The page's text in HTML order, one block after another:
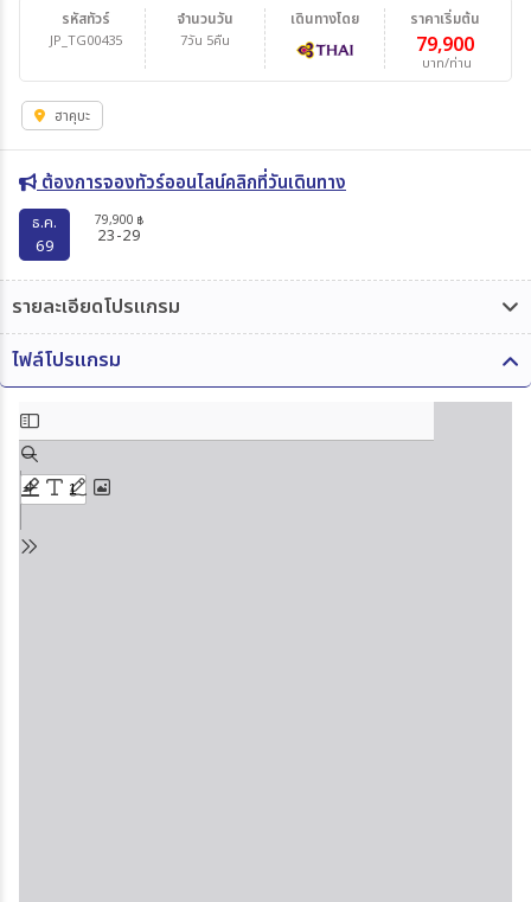
รหัสทัวร์
JP_TG00435
จำนวนวัน
7วัน 5คืน
ราคาเริ่มต้น
79,900
บาท/ท่าน
เดินทางโดย
ฮาคุบะ
ต้องการจองทัวร์ออนไลน์คลิกที่วันเดินทาง
ธ.ค.
69
79,900 ฿
23-29
รายละเอียดโปรแกรม
ไฟล์โปรแกรม